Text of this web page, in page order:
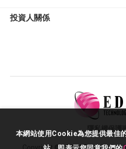
投資人關係
隱私權保護
本網站使用Cookie為您提供最佳